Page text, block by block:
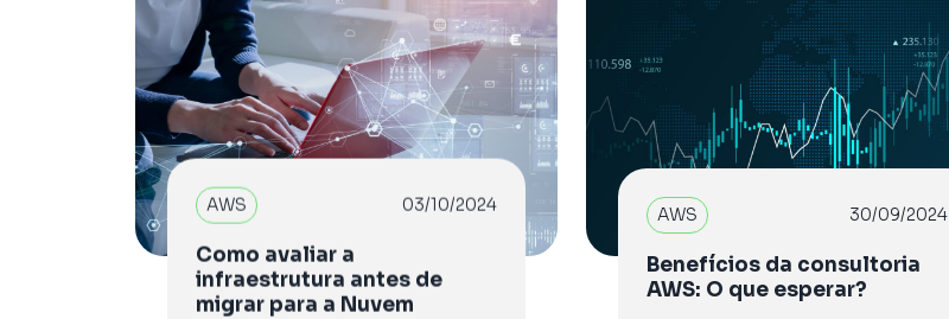
AWS 03/10/2024
Como avaliar a
infraestrutura antes de
migrar para a Nuvem
AWS 30/09/2024
Benefícios da consultoria
AWS: O que esperar?